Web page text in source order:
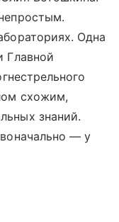
Одна
Главной
схожим,
знаний.
— у